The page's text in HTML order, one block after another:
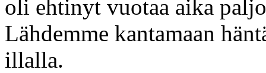
oli ehtinyt vuotaa aika
Lähdemme kantamaan
illalla.